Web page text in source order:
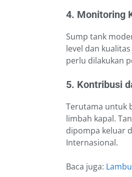
4. Monitoring
Sump tank
level dan
perlu dilakukan
5. Kontribusi
Terutama untuk
limbah kapal.
dipompa keluar
Internasional.
Baca juga: